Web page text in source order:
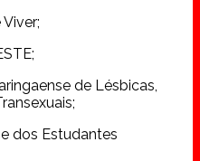
de Lésbicas,
dos Estudantes